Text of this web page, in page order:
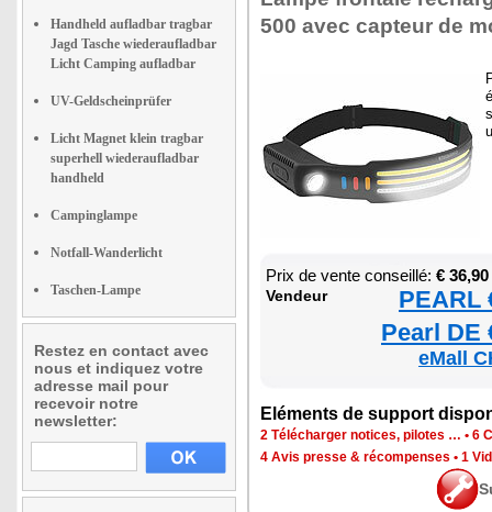
Handheld aufladbar tragbar
Jagd Tasche wiederaufladbar
Licht Camping aufladbar
UV-Geldscheinprüfer
Licht Magnet klein tragbar
superhell wiederaufladbar
handheld
Campinglampe
Notfall-Wanderlicht
Taschen-Lampe
Restez en contact avec
nous et indiquez votre
adresse mail pour
recevoir notre
newsletter:
500 avec cap­teur de
Prix de vente conseillé: € 36,90
Ven­deur
PEARL
Pearl DE
eMall
Elé­ments de sup­port
2 Télé­char­ger notices, pilotes … • 6
4 Avis presse & récom­penses • 1